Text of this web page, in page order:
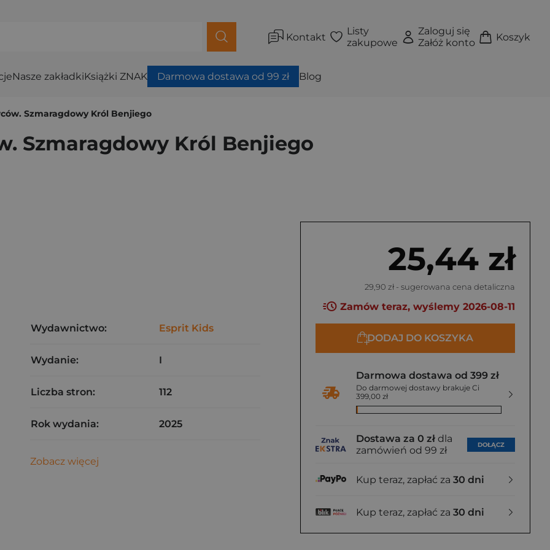
Kontakt
Listy
zakupowe
Zaloguj się
Załóż konto
Koszyk
Nasze zakładkiKsiążki ZNAK Darmowa dostawa od 99 zł Blog
Szmaragdowy Król Benjiego
Szmaragdowy Król Benjiego
25,44 zł
29,90 zł - sugerowana cena detaliczna
Zamów teraz, wyślemy 2026-08-11
DODAJ DO KOSZYKA
Darmowa dostawa od 399 zł
Do darmowej dostawy brakuje Ci
399,00 zł
Dostawa za 0 zł dla
zamówień od 99 zł
DOŁĄCZ
Kup teraz, zapłać za 30 dni
Kup teraz, zapłać za 30 dni
Wydawnictwo: Esprit Kids
Wydanie: I
Liczba stron: 112
Rok wydania: 2025
Zobacz więcej